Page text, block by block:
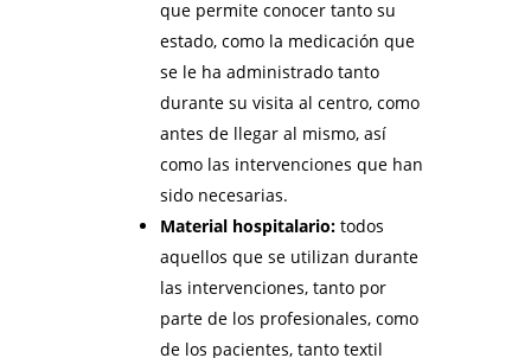
que permite conocer tanto su
estado, como la medicación que
se le ha administrado tanto
durante su visita al centro, como
antes de llegar al mismo, así
como las intervenciones que han
sido necesarias.
Material hospitalario: todos
aquellos que se utilizan durante
las intervenciones, tanto por
parte de los profesionales, como
de los pacientes, tanto textil